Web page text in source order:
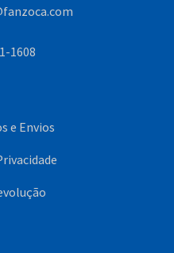
1608
e Envios